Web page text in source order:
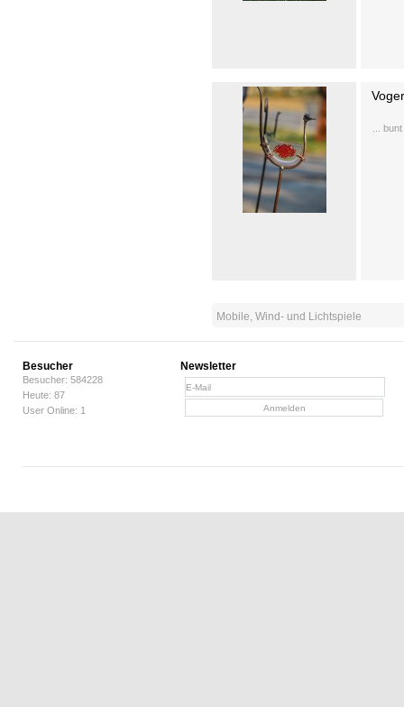
...
Mobile, Wind- und Lichtspiele
Besucher
Besucher: 584228
Heute: 87
User Online: 1
Newsletter